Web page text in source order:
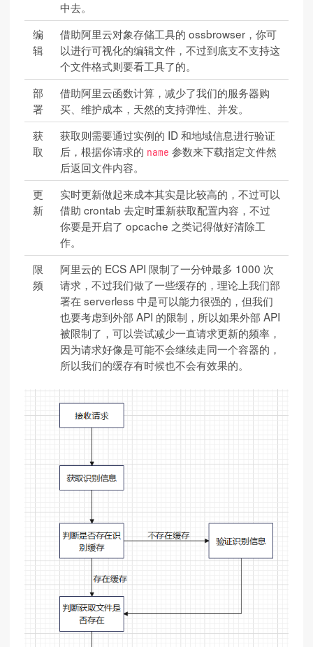
中去。
编
辑
借助阿里云对象存储工具的 ossbrowser，你可
以进行可视化的编辑文件，不过到底支不支持这
个文件格式则要看工具了的。
部
署
借助阿里云函数计算，减少了我们的服务器购
买、维护成本，天然的支持弹性、并发。
获
取
获取则需要通过实例的 ID 和地域信息进行验证
后，根据你请求的 name 参数来下载指定文件然
后返回文件内容。
更
新
实时更新做起来成本其实是比较高的，不过可以
借助 crontab 去定时重新获取配置内容，不过
你要是开启了 opcache 之类记得做好清除工
作。
限
频
阿里云的 ECS API 限制了一分钟最多 1000 次
请求，不过我们做了一些缓存的，理论上我们部
署在 serverless 中是可以能力很强的，但我们
也要考虑到外部 API 的限制，所以如果外部 API
被限制了，可以尝试减少一直请求更新的频率，
因为请求好像是可能不会继续走同一个容器的，
所以我们的缓存有时候也不会有效果的。